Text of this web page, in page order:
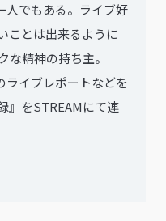
人でもある。ライブ好
ことは出来るように
な精神の持ち主。
ライブレポートなどを
』をSTREAMにて連